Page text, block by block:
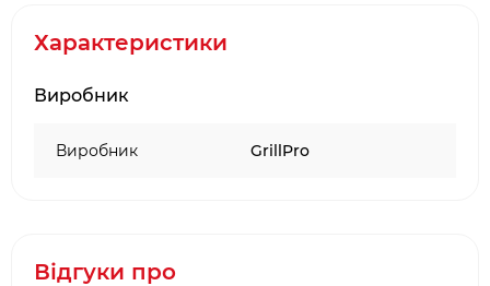
Матеріал: натуральна деревина гікорі.
Призначення: свинина, яловичина, курка,
ребра, BBQ-страви.
пряними та горіховими нотками.
Характеристики
Виробник
Виробник GrillPro
Відгуки про